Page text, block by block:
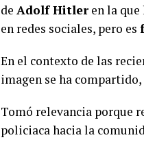
de Adolf Hitleren la que
en redes sociales, pero es
En el contexto de las
imagen se ha
Tomó relevancia porque
policiaca hacia la